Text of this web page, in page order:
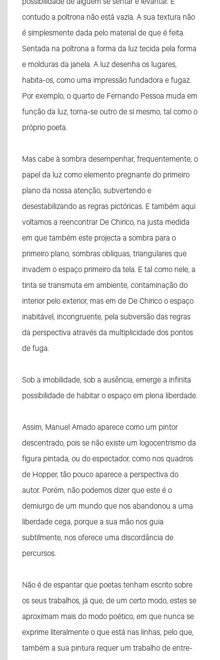
possibilidade de alguém se sentar e levantar. E
contudo a poltrona não está vazia. A sua textura não
é simplesmente dada pelo material de que é feita.
Sentada na poltrona a forma da luz tecida pela forma
e molduras da janela. A luz desenha os lugares,
habita-os, como uma impressão fundadora e fugaz.
Por exemplo, o quarto de Fernando Pessoa muda em
função da luz, torna-se outro de si mesmo, tal como o
próprio poeta.
Mas cabe à sombra desempenhar, frequentemente, o
papel da luz como elemento pregnante do primeiro
plano da nossa atenção, subvertendo e
desestabilizando as regras pictóricas. E também aqui
voltamos a reencontrar De Chirico, na justa medida
em que também este projecta a sombra para o
primeiro plano, sombras oblíquas, triangulares que
invadem o espaço primeiro da tela. E tal como nele, a
tinta se transmuta em ambiente, contaminação do
interior pelo exterior, mas em de De Chirico o espaço
inabitável, incongruente, pela subversão das regras
da perspectiva através da multiplicidade dos pontos
de fuga.
Sob a imobilidade, sob a ausência, emerge a infinita
possibilidade de habitar o espaço em plena liberdade.
Assim, Manuel Amado aparece como um pintor
descentrado, pois se não existe um logocentrismo da
figura pintada, ou do espectador, como nos quadros
de Hopper, tão pouco aparece a perspectiva do
autor. Porém, não podemos dizer que este é o
demiurgo de um mundo que nos abandonou a uma
liberdade cega, porque a sua mão nos guia
subtilmente, nos oferece uma discordância de
percursos.
Não é de espantar que poetas tenham escrito sobre
os seus trabalhos, já que, de um certo modo, estes se
aproximam mais do modo poético, em que nunca se
exprime literalmente o que está nas linhas, pelo que,
também a sua pintura requer um trabalho de entre-